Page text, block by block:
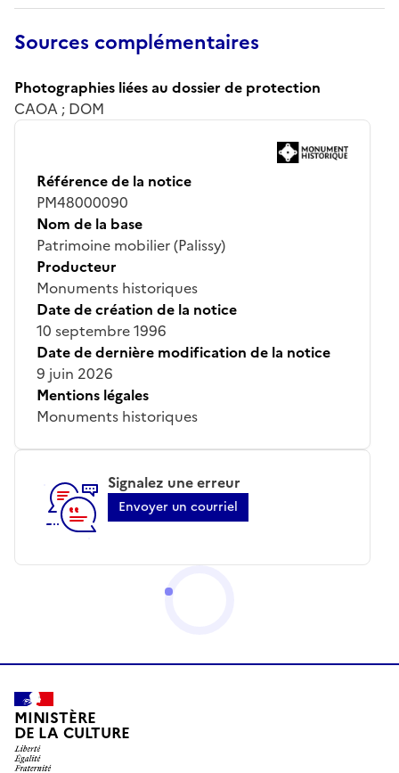
Sources complémentaires
Photographies liées au dossier de protection
CAOA ; DOM
Référence de la notice
PM48000090
Nom de la base
Patrimoine mobilier (Palissy)
Producteur
Monuments historiques
Date de création de la notice
10 septembre 1996
Date de dernière modification de la notice
9 juin 2026
Mentions légales
Monuments historiques
Signalez une erreur
Envoyer un courriel
MINISTÈRE
DE LA CULTURE